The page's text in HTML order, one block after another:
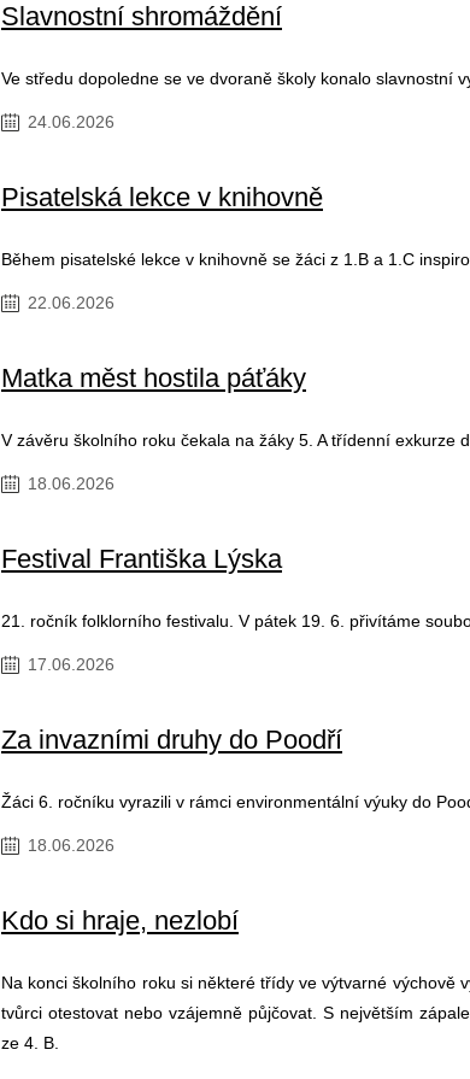
Slavnostní shromáždění
Ve středu dopoledne se ve dvoraně školy konalo slavnostní
24.06.2026
Pisatelská lekce v knihovně
Během pisatelské lekce v knihovně se žáci z 1.B a 1.C
22.06.2026
Matka měst hostila páťáky
V závěru školního roku čekala na žáky 5. A třídenní exkurze
18.06.2026
Festival Františka Lýska
21. ročník folklorního festivalu. V pátek 19. 6. přivítáme
17.06.2026
Za invazními druhy do Poodří
Žáci 6. ročníku vyrazili v rámci environmentální výuky do
18.06.2026
Kdo si hraje, nezlobí
Na konci školního roku si některé třídy ve výtvarné výchově
tvůrci otestovat nebo vzájemně půjčovat. S největším
ze 4. B.